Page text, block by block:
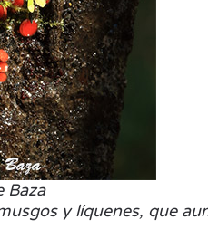
Baza
y líquenes, que